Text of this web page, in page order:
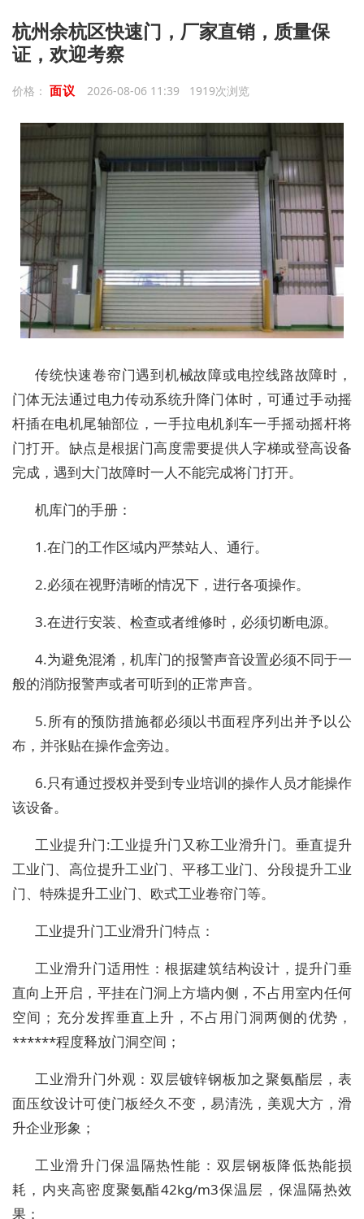
杭州余杭区快速门，厂家直销，质量保
证，欢迎考察
价格： 面议 2026-08-06 11:39 1919次浏览
传统快速卷帘门遇到机械故障或电控线路故障时，
门体无法通过电力传动系统升降门体时，可通过手动摇
杆插在电机尾轴部位，一手拉电机刹车一手摇动摇杆将
门打开。缺点是根据门高度需要提供人字梯或登高设备
完成，遇到大门故障时一人不能完成将门打开。
机库门的手册：
1.在门的工作区域内严禁站人、通行。
2.必须在视野清晰的情况下，进行各项操作。
3.在进行安装、检查或者维修时，必须切断电源。
4.为避免混淆，机库门的报警声音设置必须不同于一
般的消防报警声或者可听到的正常声音。
5.所有的预防措施都必须以书面程序列出并予以公
布，并张贴在操作盒旁边。
6.只有通过授权并受到专业培训的操作人员才能操作
该设备。
工业提升门:工业提升门又称工业滑升门。垂直提升
工业门、高位提升工业门、平移工业门、分段提升工业
门、特殊提升工业门、欧式工业卷帘门等。
工业提升门工业滑升门特点：
工业滑升门适用性：根据建筑结构设计，提升门垂
直向上开启，平挂在门洞上方墙内侧，不占用室内任何
空间；充分发挥垂直上升，不占用门洞两侧的优势，
******程度释放门洞空间；
工业滑升门外观：双层镀锌钢板加之聚氨酯层，表
面压纹设计可使门板经久不变，易清洗，美观大方，滑
升企业形象；
工业滑升门保温隔热性能：双层钢板降低热能损
耗，内夹高密度聚氨酯42kg/m3保温层，保温隔热效
果；